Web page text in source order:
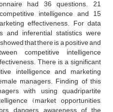
had 36 questions. 21
intelligence and 15
effectiveness. For data
and inferential statistics were
that there is a positive and
competitive intelligence
There is a significant
intelligence and marketing
managers. Finding of this
with using quadripartite
(market opportunities,